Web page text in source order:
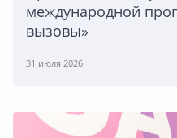
международной
вызовы»
31 июля 2026